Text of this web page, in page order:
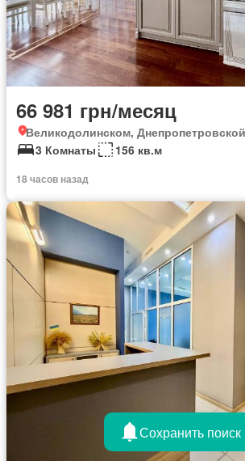
66 981 грн/месяц
Великодолинском,
3 Комнаты
156 кв.м
18 часов назад
Сохранить поиск